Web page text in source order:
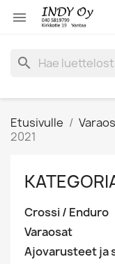

search
Etusivulle
2021
Crossi / Enduro
Varaosat
Ajovarusteet ja